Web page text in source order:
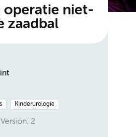
operatie niet-
zaadbal
Kinderurologie
Version: 2